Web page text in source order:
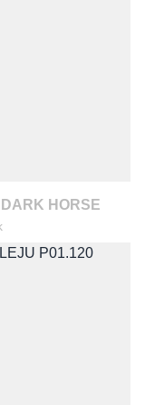
HORSE